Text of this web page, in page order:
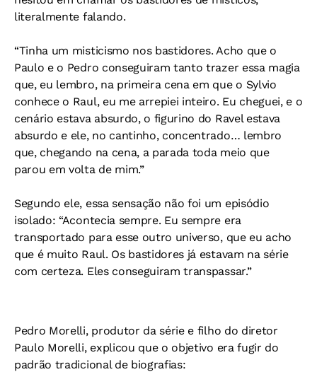
literalmente falando.
“Tinha um misticismo nos bastidores. Acho que o
Paulo e o Pedro conseguiram tanto trazer essa magia
que, eu lembro, na primeira cena em que o Sylvio
conhece o Raul, eu me arrepiei inteiro. Eu cheguei, e o
cenário estava absurdo, o figurino do Ravel estava
absurdo e ele, no cantinho, concentrado… lembro
que, chegando na cena, a parada toda meio que
parou em volta de mim.”
Segundo ele, essa sensação não foi um episódio
isolado:“Acontecia sempre. Eu sempre era
transportado para esse outro universo, que eu acho
que é muito Raul. Os bastidores já estavam na série
com certeza. Eles conseguiram transpassar.”
Pedro Morelli, produtor da série e filho do diretor
Paulo Morelli, explicou que o objetivo era fugir do
padrão tradicional de biografias: